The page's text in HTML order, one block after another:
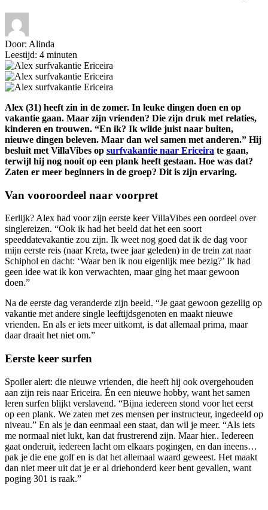
Door: Alinda
Leestijd: 4 minuten
Alex (31) heeft zin in de zomer. In leuke dingen doen en op
vakantie gaan. Maar zijn vrienden? Die zijn druk met relaties,
kinderen en trouwen. “En ik? Ik wilde juist naar buiten,
nieuwe dingen beleven. Maar dan wel samen met anderen.” Hij
besluit met VillaVibes op surfvakantie naar Ericeira te gaan,
terwijl hij nog nooit op een plank heeft gestaan. Hoe was dat?
Zaten er meer beginners in de groep? Dit is zijn ervaring.
Van vooroordeel naar voorpret
Eerlijk? Alex had voor zijn eerste keer VillaVibes een oordeel over
singlereizen. “Ook ik had het beeld dat het een soort
speeddatevakantie zou zijn. Ik weet nog goed dat ik de dag voor
mijn eerste reis (naar Kreta, twee jaar geleden) in de trein zat naar
Schiphol en dacht: ‘Waar ben ik nou eigenlijk mee bezig?’ Ik had
geen idee wat ik kon verwachten, maar ging het maar gewoon
doen.”
Na de eerste dag veranderde zijn beeld. “Je gaat gewoon gezellig op
vakantie met andere single leeftijdsgenoten en maakt nieuwe
vrienden. En als er iets meer uitkomt, is dat allemaal prima, maar
daar draait het niet om.”
Eerste keer surfen
Spoiler alert: die nieuwe vrienden, die heeft hij ook overgehouden
aan zijn reis naar Ericeira. Én een nieuwe hobby, want het samen
leren surfen blijkt verslavend. “Bijna iedereen stond voor het eerst
op een plank. We zaten met zes mensen per instructeur, ingedeeld op
niveau.” En als je dan eenmaal een staat, dan wil je meer. “Als iets
me normaal niet lukt, kan dat frustrerend zijn. Maar hier.. Iedereen
gaat onderuit, iedereen lacht om elkaars pogingen, en dan ineens…
pak je die ene golf en is dat het allemaal waard geweest. Het maakt
dan niet meer uit dat je er al driehonderd keer bent gevallen, want
poging 301 is raak.”